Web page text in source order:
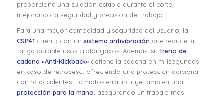
proporciona una sujeción estable durante el corte,
mejorando la seguridad y precisión del trabajo.
Para una mayor comodidad y seguridad del usuario, la
CSP41 cuenta con un sistema antivibración que reduce la
fatiga durante usos prolongados. Además, su freno de
cadena «Anti-Kickback»detiene la cadena en milisegundos
en caso de retroceso, ofreciendo una protección adicional
contra accidentes. La motosierra incluye también una
protección para la mano, asegurando un trabajo más